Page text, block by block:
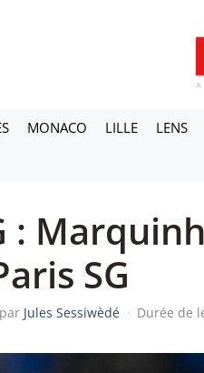
MONACO LILLE LENS
:
SG
Jules Sessiwèdé · Durée de